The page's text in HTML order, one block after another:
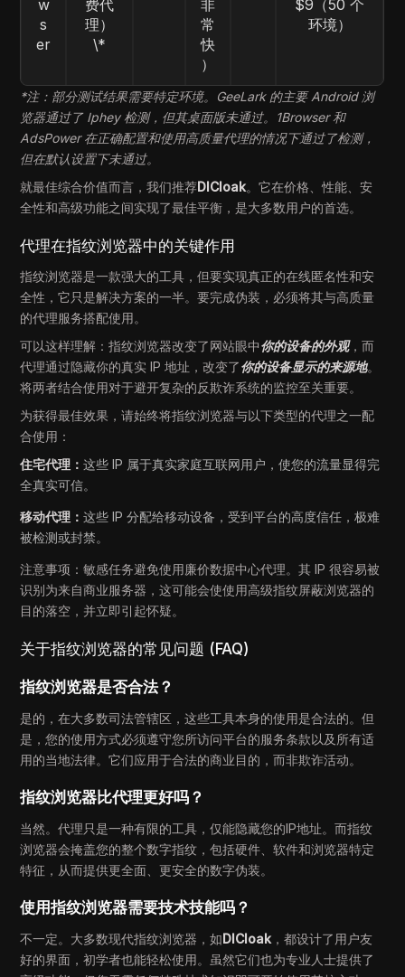
w
s
er
费代
理）
\*
非
常
快
）
$9（50 个
环境）
*注：部分测试结果需要特定环境。GeeLark 的主要 Android 浏
览器通过了 Iphey 检测，但其桌面版未通过。1Browser 和
AdsPower 在正确配置和使用高质量代理的情况下通过了检测，
但在默认设置下未通过。
就最佳综合价值而言，我们推荐DICloak。它在价格、性能、安
全性和高级功能之间实现了最佳平衡，是大多数用户的首选。
代理在指纹浏览器中的关键作用
指纹浏览器是一款强大的工具，但要实现真正的在线匿名性和安
全性，它只是解决方案的一半。要完成伪装，必须将其与高质量
的代理服务搭配使用。
可以这样理解：指纹浏览器改变了网站眼中你的设备的外观，而
代理通过隐藏你的真实 IP 地址，改变了你的设备显示的来源地。
将两者结合使用对于避开复杂的反欺诈系统的监控至关重要。
为获得最佳效果，请始终将指纹浏览器与以下类型的代理之一配
合使用：
住宅代理：这些 IP 属于真实家庭互联网用户，使您的流量显得完
全真实可信。
移动代理：这些 IP 分配给移动设备，受到平台的高度信任，极难
被检测或封禁。
注意事项：敏感任务避免使用廉价数据中心代理。其 IP 很容易被
识别为来自商业服务器，这可能会使使用高级指纹屏蔽浏览器的
目的落空，并立即引起怀疑。
关于指纹浏览器的常见问题 (FAQ)
指纹浏览器是否合法？
是的，在大多数司法管辖区，这些工具本身的使用是合法的。但
是，您的使用方式必须遵守您所访问平台的服务条款以及所有适
用的当地法律。它们应用于合法的商业目的，而非欺诈活动。
指纹浏览器比代理更好吗？
当然。代理只是一种有限的工具，仅能隐藏您的IP地址。而指纹
浏览器会掩盖您的整个数字指纹，包括硬件、软件和浏览器特定
特征，从而提供更全面、更安全的数字伪装。
使用指纹浏览器需要技术技能吗？
不一定。大多数现代指纹浏览器，如DICloak ，都设计了用户友
好的界面，初学者也能轻松使用。虽然它们也为专业人士提供了